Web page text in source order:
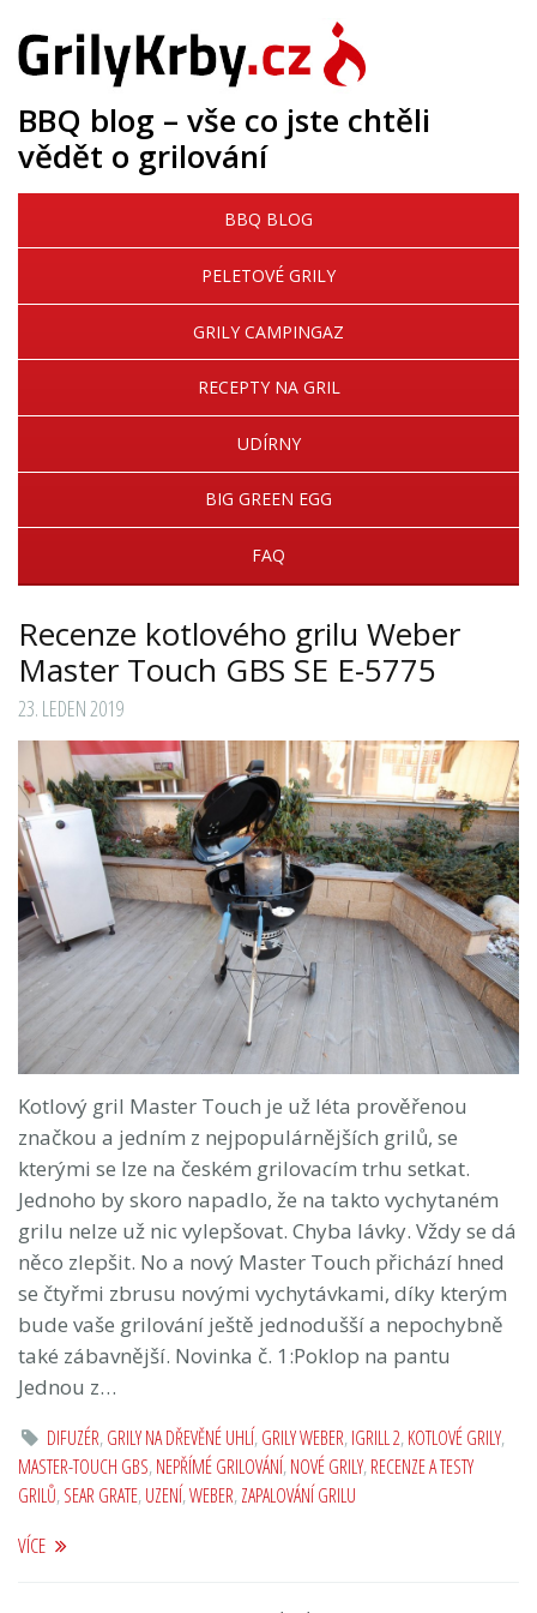
BBQ blog – vše co jste chtěli
vědět o grilování
BBQ BLOG
PELETOVÉ GRILY
GRILY CAMPINGAZ
RECEPTY NA GRIL
UDÍRNY
BIG GREEN EGG
FAQ
Recenze kotlového grilu Weber
Master Touch GBS SE E-5775
23. LEDEN 2019
Kotlový gril Master Touch je už léta prověřenou
značkou a jedním z nejpopulárnějších grilů, se
kterými se lze na českém grilovacím trhu setkat.
Jednoho by skoro napadlo, že na takto vychytaném
grilu nelze už nic vylepšovat. Chyba lávky. Vždy se dá
něco zlepšit. No a nový Master Touch přichází hned
se čtyřmi zbrusu novými vychytávkami, díky kterým
bude vaše grilování ještě jednodušší a nepochybně
také zábavnější. Novinka č. 1:Poklop na pantu
Jednou z…
DIFUZÉR,GRILY NA DŘEVĚNÉ UHLÍ,GRILY WEBER,IGRILL 2,KOTLOVÉ GRILY,
MASTER-TOUCH GBS,NEPŘÍMÉ GRILOVÁNÍ,NOVÉ GRILY,RECENZE A TESTY
GRILŮ,SEAR GRATE,UZENÍ,WEBER,ZAPALOVÁNÍ GRILU
VÍCE